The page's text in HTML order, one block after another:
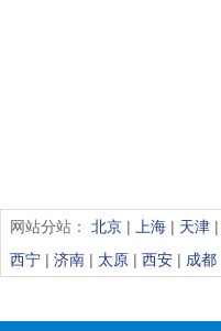
网站分站： 北京 | 上海 | 天津 |
西宁 | 济南 | 太原 | 西安 | 成都